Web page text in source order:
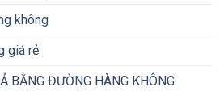
không
giá rẻ
BẰNG ĐƯỜNG HÀNG KHÔNG